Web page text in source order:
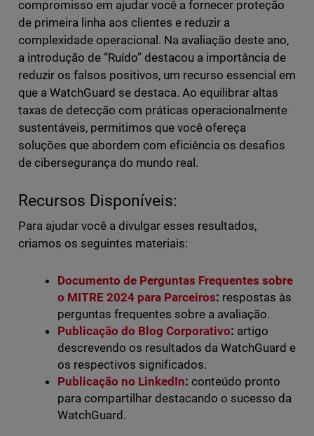
compromisso em ajudar você a fornecer proteção
de primeira linha aos clientes e reduzir a
complexidade operacional. Na avaliação deste ano,
a introdução de “Ruído” destacou a importância de
reduzir os falsos positivos, um recurso essencial em
que a WatchGuard se destaca. Ao equilibrar altas
taxas de detecção com práticas operacionalmente
sustentáveis, permitimos que você ofereça
soluções que abordem com eficiência os desafios
de cibersegurança do mundo real.
Recursos Disponíveis:
Para ajudar você a divulgar esses resultados,
criamos os seguintes materiais:
Documento de Perguntas Frequentes sobre
o MITRE 2024 para Parceiros: respostas às
perguntas frequentes sobre a avaliação.
Publicação do Blog Corporativo: artigo
descrevendo os resultados da WatchGuard e
os respectivos significados.
Publicação no LinkedIn: conteúdo pronto
para compartilhar destacando o sucesso da
WatchGuard.